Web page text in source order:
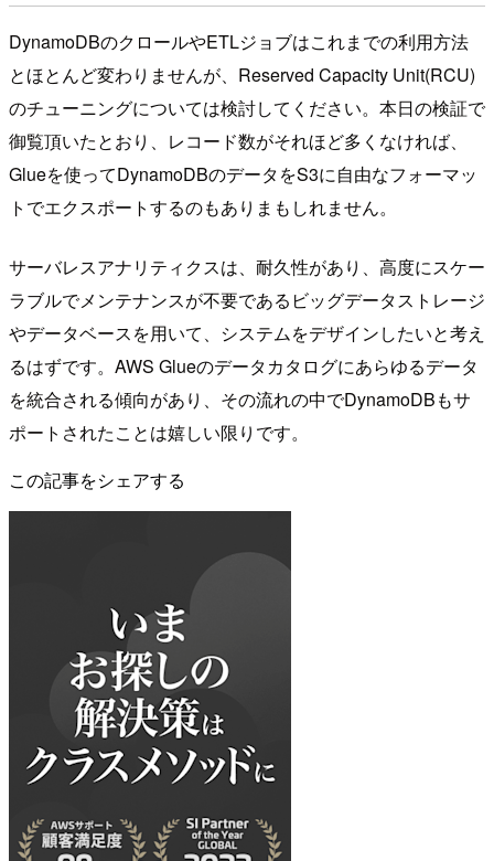
DynamoDBのクロールやETLジョブはこれまでの利用方法
とほとんど変わりませんが、Reserved Capacity Unit(RCU)
のチューニングについては検討してください。本日の検証で
御覧頂いたとおり、レコード数がそれほど多くなければ、
Glueを使ってDynamoDBのデータをS3に自由なフォーマッ
トでエクスポートするのもありまもしれません。
サーバレスアナリティクスは、耐久性があり、高度にスケー
ラブルでメンテナンスが不要であるビッグデータストレージ
やデータベースを用いて、システムをデザインしたいと考え
るはずです。AWS Glueのデータカタログにあらゆるデータ
を統合される傾向があり、その流れの中でDynamoDBもサ
ポートされたことは嬉しい限りです。
この記事をシェアする